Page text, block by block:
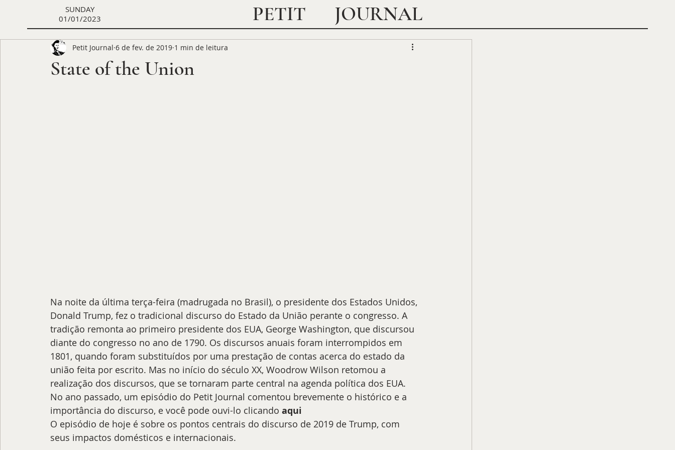
PETIT JOURNAL
SUNDAY
01/01/2023
State of the Union
Petit Journal 6 de fev. de 2019 1 min de leitura
Na noite da última terça-feira (madrugada no Brasil), o presidente dos Estados Unidos,
Donald Trump, fez o tradicional discurso do Estado da União perante o congresso. A
tradição remonta ao primeiro presidente dos EUA, George Washington, que discursou
diante do congresso no ano de 1790. Os discursos anuais foram interrompidos em
1801, quando foram substituídos por uma prestação de contas acerca do estado da
união feita por escrito. Mas no início do século XX, Woodrow Wilson retomou a
realização dos discursos, que se tornaram parte central na agenda política dos EUA.
No ano passado, um episódio do Petit Journal comentou brevemente o histórico e a
importância do discurso, e você pode ouvi-lo clicando aqui
O episódio de hoje é sobre os pontos centrais do discurso de 2019 de Trump, com
seus impactos domésticos e internacionais.